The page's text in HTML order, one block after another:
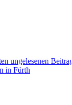
in Fürth